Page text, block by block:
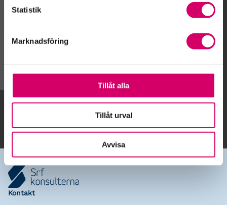
Statistik
Marknadsföring
Tillåt alla
Tillåt urval
Avvisa
Kalendarium
Gå till kalendariet
Lägg till i kalender
Kontakt